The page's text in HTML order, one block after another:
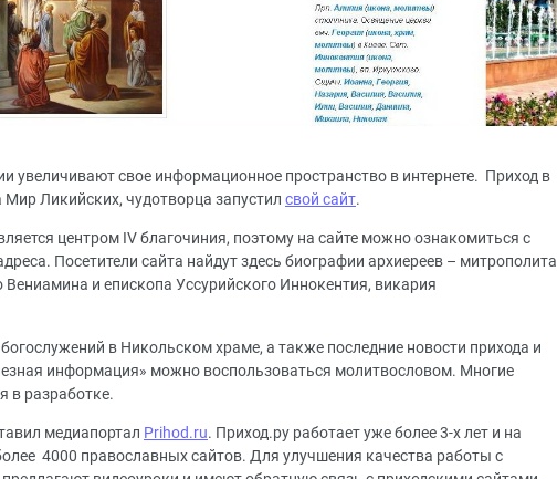
увеличивают свое информационное пространство в интернете. Приход в
Ликийских, чудотворца запустил свой сайт.
центром IV благочиния, поэтому на сайте можно ознакомиться с
Посетители сайта найдут здесь биографии архиереев – митрополита
и епископа Уссурийского Иннокентия, викария
в Никольском храме, а также последние новости прихода и
информация» можно воспользоваться молитвословом. Многие
в разработке.
медиапортал Prihod.ru. Приход.ру работает уже более 3-х лет и на
4000 православных сайтов. Для улучшения качества работы с